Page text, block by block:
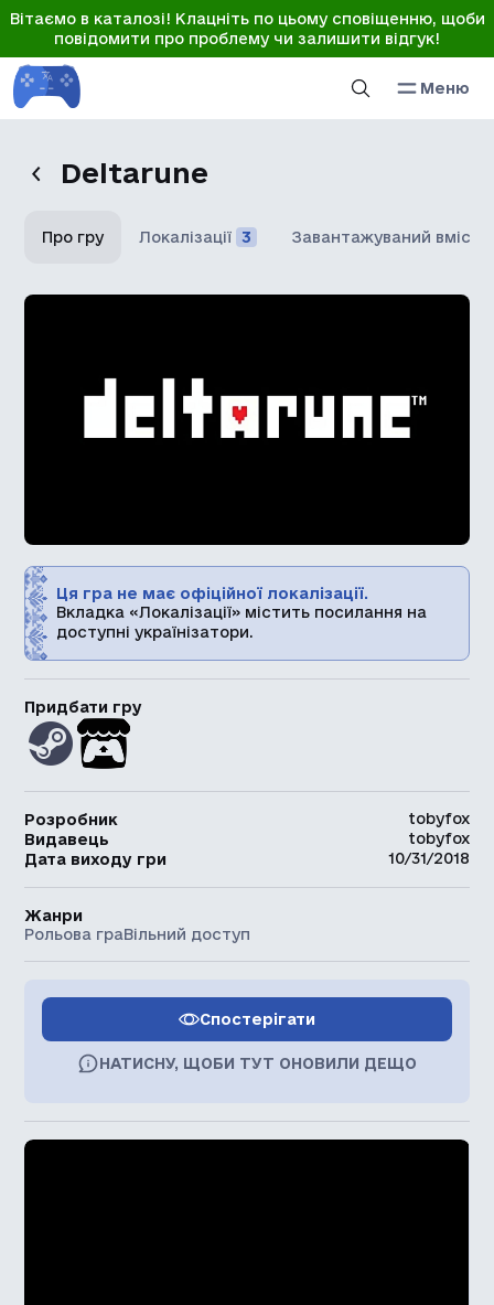
Вітаємо в каталозі! Клацніть по цьому сповіщенню, щоби
повідомити про проблему чи залишити відгук!
Меню
Deltarune
Про гру Локалізації 3 Завантажуваний вміст
Ця гра не має офіційної локалізації.
Вкладка «Локалізації» містить посилання на
доступні українізатори.
Придбати гру
Розробник
tobyfox
Видавець
tobyfox
Дата виходу гри
10/31/2018
Жанри
Рольова граВільний доступ
Спостерігати
НАТИСНУ, ЩОБИ ТУТ ОНОВИЛИ ДЕЩО